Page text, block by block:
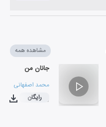
مشاهده همه
جانان من
محمد اصفهانی
۰۳:۲۵
رایگان